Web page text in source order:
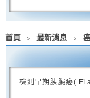
首頁 ﹥ 最新消息 ﹥
檢測早期胰臟癌(